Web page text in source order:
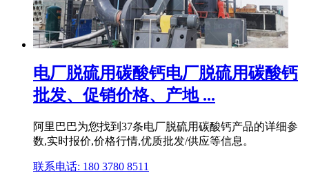
电厂脱硫用碳酸钙电厂脱硫用碳酸钙
批发、促销价格、产地 ...
阿里巴巴为您找到37条电厂脱硫用碳酸钙产品的详细参
数,实时报价,价格行情,优质批发/供应等信息。
联系电话: 180 3780 8511